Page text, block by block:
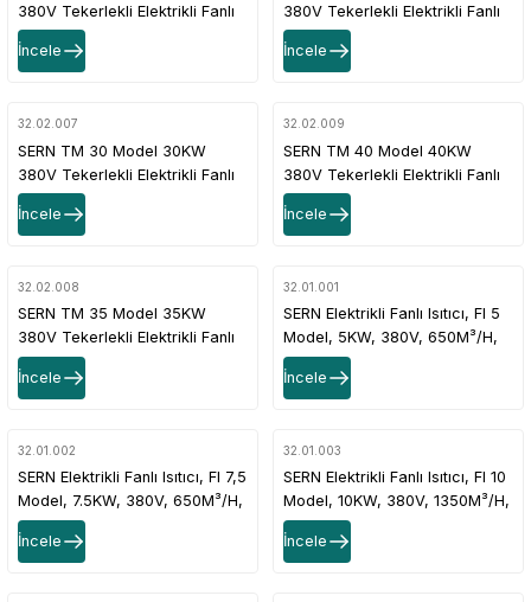
380V Tekerlekli Elektrikli Fanlı
Isıtıcı 260m² 2 Kademe +
Termostatlı
İncele
380V Tekerlekli Elektrikli Fanlı
Isıtıcı 300m² 2 Kademe +
Termostatlı
İncele
32.02.007
SERN TM 30 Model 30KW
380V Tekerlekli Elektrikli Fanlı
Isıtıcı 350m² 2 Kademe +
Termostatlı
İncele
32.02.009
SERN TM 40 Model 40KW
380V Tekerlekli Elektrikli Fanlı
Isıtıcı 450m² 3 Kademe Isıtma
Devresi + Fan + Termostat
İncele
32.02.008
SERN TM 35 Model 35KW
380V Tekerlekli Elektrikli Fanlı
Isıtıcı 400m² 3 Kademe Isıtma
Devresi + Fan + Termostat
İncele
32.01.001
SERN Elektrikli Fanlı Isıtıcı, FI 5
Model, 5KW, 380V, 650M³/H,
30-50M², Termostatlı
İncele
32.01.002
SERN Elektrikli Fanlı Isıtıcı, FI 7,5
Model, 7.5KW, 380V, 650M³/H,
40-70M², Termostatlı
İncele
32.01.003
SERN Elektrikli Fanlı Isıtıcı, FI 10
Model, 10KW, 380V, 1350M³/H,
70-100M², Termostatlı
İncele